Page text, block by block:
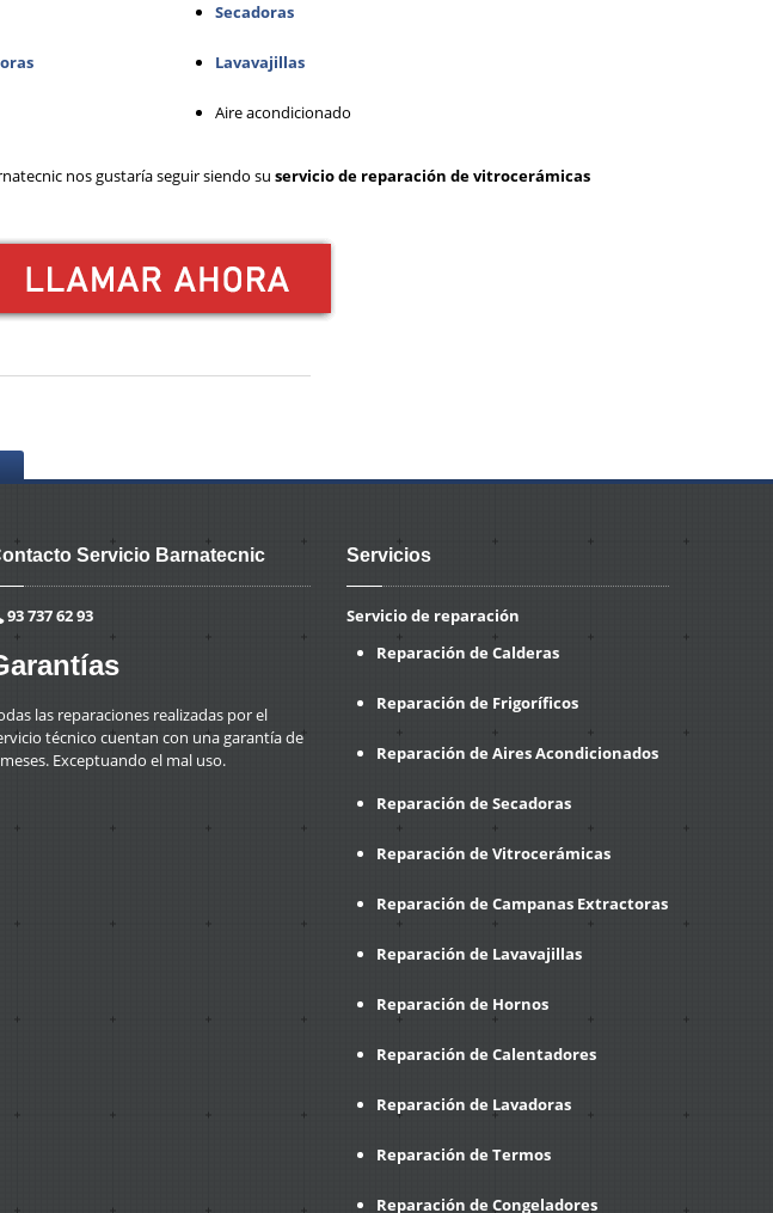
Secadoras
Lavavajillas
Aire acondicionado
nos gustaría seguir siendo su servicio de reparación de vitrocerámicas
Servicio Barnatecnic
93 737 62 93
las reparaciones realizadas por el
técnico cuentan con una garantía de
Exceptuando el mal uso.
Servicios
Servicio de reparación
Reparación de Calderas
Reparación de Frigoríficos
Reparación de Aires Acondicionados
Reparación de Secadoras
Reparación de Vitrocerámicas
Reparación de Campanas Extractoras
Reparación de Lavavajillas
Reparación de Hornos
Reparación de Calentadores
Reparación de Lavadoras
Reparación de Termos
Reparación de Congeladores